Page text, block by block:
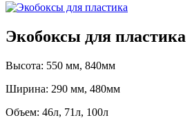
Экобоксы для пластика
Высота: 550 мм, 840мм
Ширина: 290 мм, 480мм
Объем: 46л, 71л, 100л